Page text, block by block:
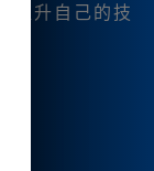
提升自己的技